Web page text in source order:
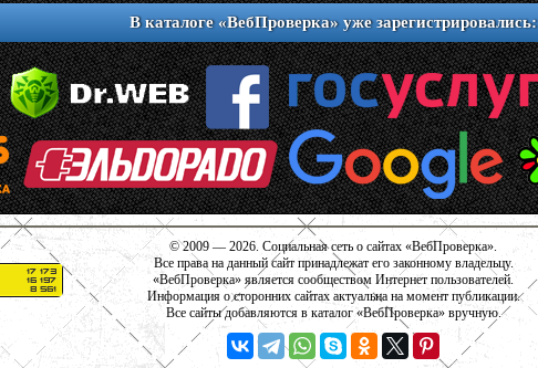
В каталоге «ВебПроверка» уже зарегистрировались:
© 2009 — 2026. Социальная сеть о сайтах «ВебПроверка».
Все права на данный сайт принадлежат его законному владельцу.
«ВебПроверка» является сообществом Интернет пользователей.
Информация о сторонних сайтах актуальна на момент публикации.
Все сайты добавляются в каталог «ВебПроверка» вручную.